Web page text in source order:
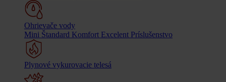
Ohrievače vody
Mini Štandard Komfort Excelent Príslušenstvo
Plynové vykurovacie telesá